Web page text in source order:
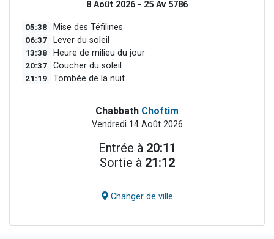
8 Août 2026 - 25 Av 5786
05:38 Mise des Téfilines
06:37 Lever du soleil
13:38 Heure de milieu du jour
20:37 Coucher du soleil
21:19 Tombée de la nuit
Chabbath Choftim
Vendredi 14 Août 2026
Entrée à 20:11
Sortie à 21:12
Changer de ville